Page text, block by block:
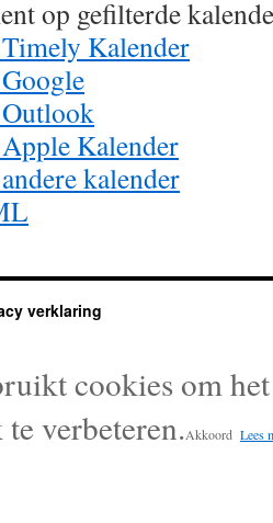
op gefilterde
Kalender
Kalender
kalender
verklaring
cookies om
verbeteren.Akkoord Lees